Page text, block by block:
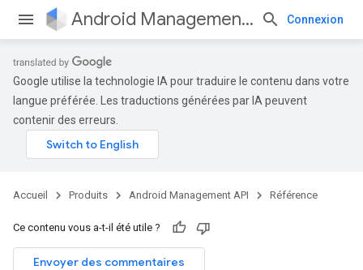
Android Management API Connexion
Google utilise la technologie IA pour traduire le contenu dans votre
langue préférée. Les traductions générées par IA peuvent
contenir des erreurs.
Accueil Produits Android Management API Référence
Ce contenu vous a-t-il été utile ?
Envoyer des commentaires